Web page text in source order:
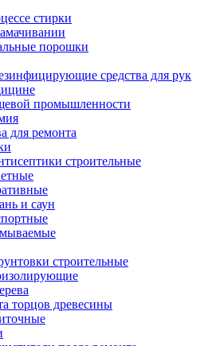
стирки
порошки
средства для рук
промышленности
для ремонта
строительные
и саун
строительные
торцов древесины